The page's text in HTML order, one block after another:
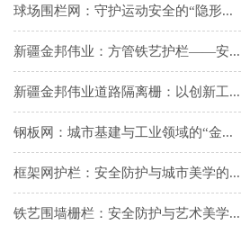
球场围栏网：守护运动安全的“隐形...
新疆金邦伟业：方管铁艺护栏——安...
新疆金邦伟业道路隔离栅：以创新工...
钢板网：城市基建与工业领域的“金...
框架网护栏：安全防护与城市美学的...
铁艺围墙栅栏：安全防护与艺术美学...